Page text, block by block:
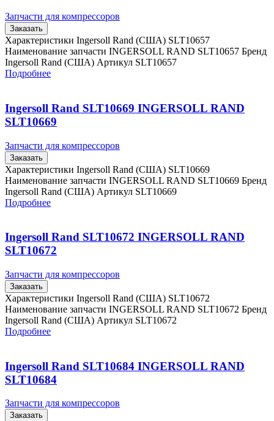
Запчасти для компрессоров
Заказать
Характеристики Ingersoll Rand (США) SLT10657
Наименование запчасти INGERSOLL RAND SLT10657 Бренд
Ingersoll Rand (США) Артикул SLT10657
Подробнее
Ingersoll Rand SLT10669 INGERSOLL RAND
SLT10669
Запчасти для компрессоров
Заказать
Характеристики Ingersoll Rand (США) SLT10669
Наименование запчасти INGERSOLL RAND SLT10669 Бренд
Ingersoll Rand (США) Артикул SLT10669
Подробнее
Ingersoll Rand SLT10672 INGERSOLL RAND
SLT10672
Запчасти для компрессоров
Заказать
Характеристики Ingersoll Rand (США) SLT10672
Наименование запчасти INGERSOLL RAND SLT10672 Бренд
Ingersoll Rand (США) Артикул SLT10672
Подробнее
Ingersoll Rand SLT10684 INGERSOLL RAND
SLT10684
Запчасти для компрессоров
Заказать